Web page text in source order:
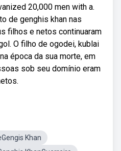
20,000 men with a.
de genghis khan nas
filhos e netos continuaram
O filho de ogodei, kublai
época da sua morte, em
sob seu domínio eram
Khan